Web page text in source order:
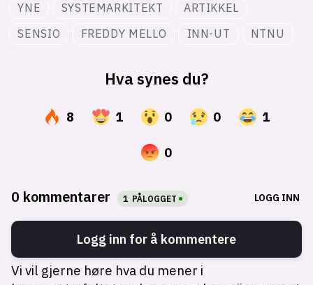
YNE SYSTEMARKITEKT
ARTIKKEL
SENSIO
FREDDY MELLO INN-UT NTNU